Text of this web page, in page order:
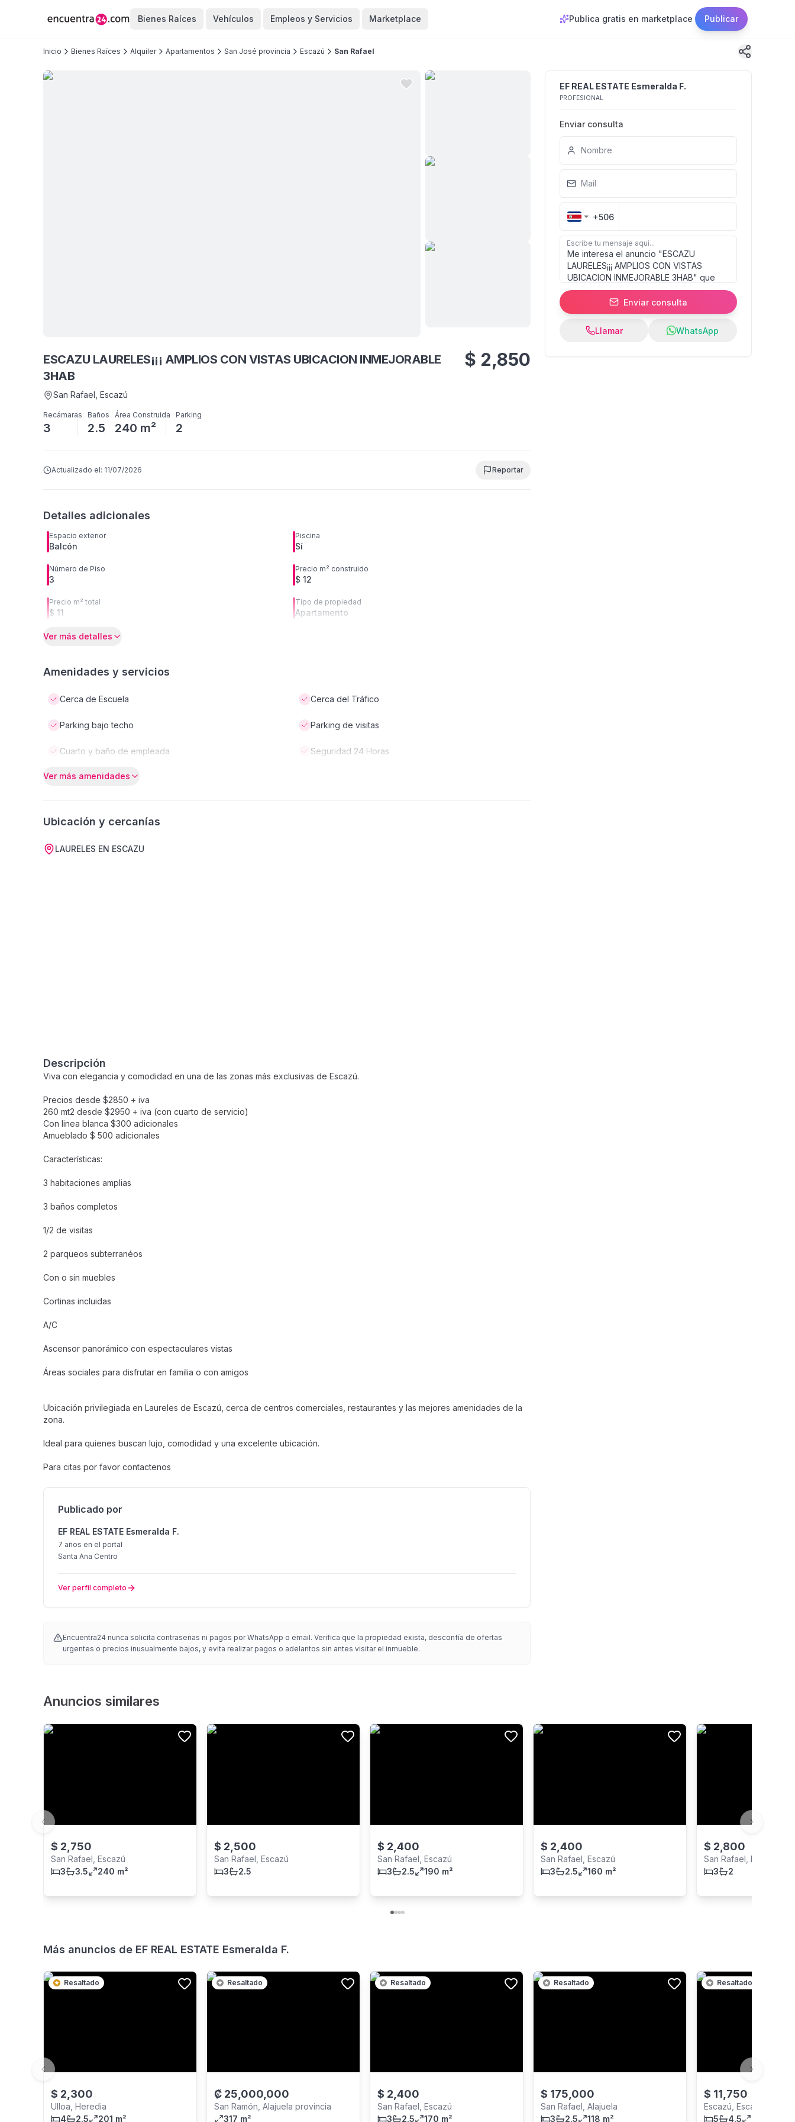
Bienes Raíces Vehículos Empleos y Servicios Marketplace Publica gratis en marketplace Publicar
Inicio Bienes Raíces Alquiler Apartamentos San José provincia Escazú San Rafael
ESCAZU LAURELES¡¡¡ AMPLIOS CON VISTAS UBICACION INMEJORABLE
3HAB
San Rafael , Escazú
Recámaras
3
Baños
2.5
Área Construida
240 m²
Parking
2
$ 2,850
Actualizado el: 11/07/2026 Reportar
Detalles adicionales
Espacio exterior
Balcón
Piscina
Sí
Número de Piso
3
Precio m² construido
$ 12
Precio m² total
$ 11
Tipo de propiedad
Apartamento
Ver más detalles
Amenidades y servicios
Cerca de Escuela Cerca del Tráfico
Parking bajo techo Parking de visitas
Cuarto y baño de empleada Seguridad 24 Horas
Ver más amenidades
Ubicación y cercanías
LAURELES EN ESCAZU
Descripción
Viva con elegancia y comodidad en una de las zonas más exclusivas de Escazú.
Precios desde $2850 + iva
260 mt2 desde $2950 + iva (con cuarto de servicio)
Con linea blanca $300 adicionales
Amueblado $ 500 adicionales
Características:
3 habitaciones amplias
3 baños completos
1/2 de visitas
2 parqueos subterranéos
Con o sin muebles
Cortinas incluidas
A/C
Ascensor panorámico con espectaculares vistas
Áreas sociales para disfrutar en familia o con amigos
Ubicación privilegiada en Laureles de Escazú, cerca de centros comerciales, restaurantes y las mejores amenidades de la
zona.
Ideal para quienes buscan lujo, comodidad y una excelente ubicación.
Para citas por favor contactenos
Publicado por
EF REAL ESTATE Esmeralda F.
7 años en el portal
Santa Ana Centro
Ver perfil completo
Encuentra24 nunca solicita contraseñas ni pagos por WhatsApp o email. Verifica que la propiedad exista, desconfía de ofertas
urgentes o precios inusualmente bajos, y evita realizar pagos o adelantos sin antes visitar el inmueble.
EF REAL ESTATE Esmeralda F.
PROFESIONAL
Enviar consulta
Nombre
Mail
+506
Escribe tu mensaje aquí...
Enviar consulta
Llamar WhatsApp
Anuncios similares
$ 2,750
San Rafael, Escazú
3
3.5 240 m²
$ 2,500
San Rafael, Escazú
3
2.5
$ 2,400
San Rafael, Escazú
3
2.5 190 m²
$ 2,400
San Rafael, Escazú
3
2.5 160 m²
$ 2,800
San Rafael, Escazú
3
2
Previous slide Next slide
Más anuncios de EF REAL ESTATE Esmeralda F.
Resaltado
$ 2,300
Ulloa, Heredia
4
2.5 201 m²
Resaltado
₡ 25,000,000
San Ramón, Alajuela provincia
317 m²
Resaltado
$ 2,400
San Rafael, Escazú
3
2.5 170 m²
Resaltado
$ 175,000
San Rafael, Alajuela
3
2.5 118 m²
Resaltado
$ 11,750
Escazú, Escazú
5
4.5
Previous slide Next slide